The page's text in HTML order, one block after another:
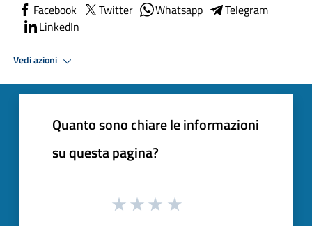
Facebook Twitter Whatsapp
Telegram
LinkedIn
Vedi azioni
Quanto sono chiare le informazioni
su questa pagina?